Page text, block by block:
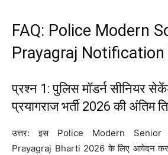
FAQ: Police Modern
Prayagraj Notification
प्रश्न 1: पुलिस मॉडर्न सीनियर
प्रयागराज भर्ती 2026 की अंतिम
उत्तर: इस Police Modern Senior
Prayagraj Bharti 2026 के लिए आवेदन